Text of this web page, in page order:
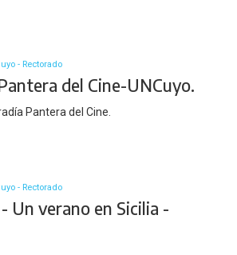
- Rectorado
del Cine-UNCuyo.
Pantera del Cine.
- Rectorado
Un verano en Sicilia -